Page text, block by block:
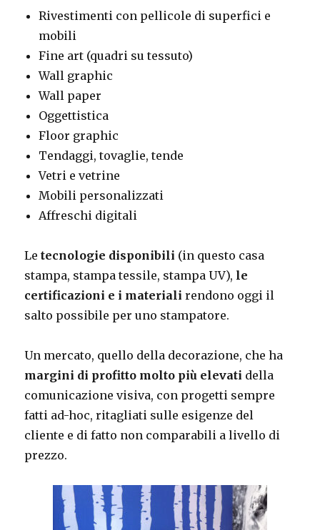
Rivestimenti con pellicole di superfici e
mobili
Fine art (quadri su tessuto)
Wall graphic
Wall paper
Oggettistica
Floor graphic
Tendaggi, tovaglie, tende
Vetri e vetrine
Mobili personalizzati
Affreschi digitali
Letecnologie disponibili (in questo casa
stampa, stampa tessile, stampa UV), le
certificazioni e i materiali rendono oggi il
salto possibile per uno stampatore.
Un mercato, quello della decorazione, che ha
margini di profitto molto più elevati della
comunicazione visiva, con progetti sempre
fatti ad-hoc, ritagliati sulle esigenze del
cliente e di fatto non comparabili a livello di
prezzo.